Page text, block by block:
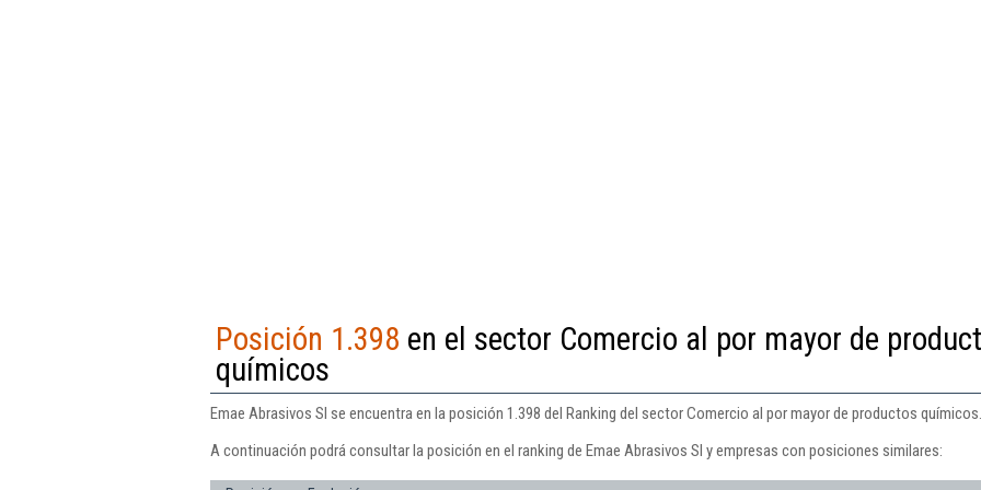
Posición 1.398 en el sector Comercio al por mayor de
químicos
Emae Abrasivos Sl se encuentra en la posición 1.398 del Ranking del sector Comercio al por mayor de productos químicos.
A continuación podrá consultar la posición en el ranking de Emae Abrasivos Sl y empresas con posiciones similares: